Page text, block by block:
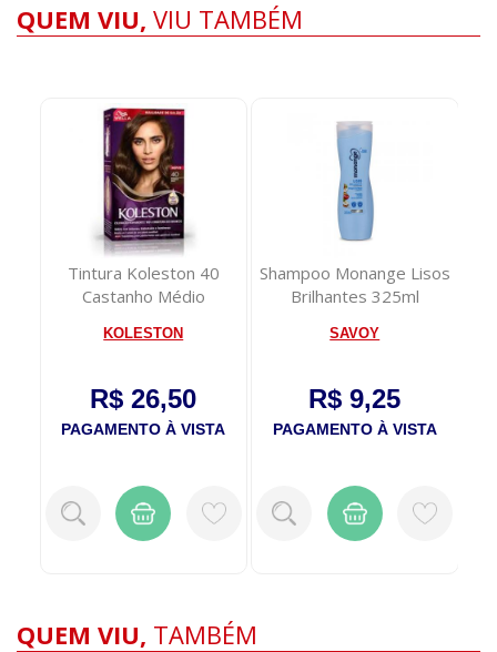
QUEM VIU, VIU TAMBÉM
Tintura Koleston 40
Castanho Médio
KOLESTON
R$ 26,50
PAGAMENTO À VISTA
Shampoo Monange Lisos
Brilhantes 325ml
SAVOY
R$ 9,25
PAGAMENTO À VISTA
QUEM VIU, TAMBÉM